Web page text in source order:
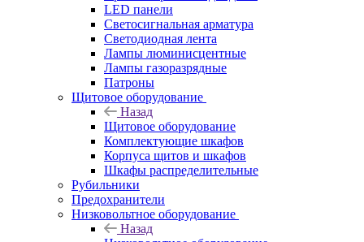
LED панели
Светосигнальная арматура
Светодиодная лента
Лампы люминисцентные
Лампы газоразрядные
Патроны
Щитовое оборудование
Назад
Щитовое оборудование
Комплектующие шкафов
Корпуса щитов и шкафов
Шкафы распределительные
Рубильники
Предохранители
Низковольтное оборудование
Назад